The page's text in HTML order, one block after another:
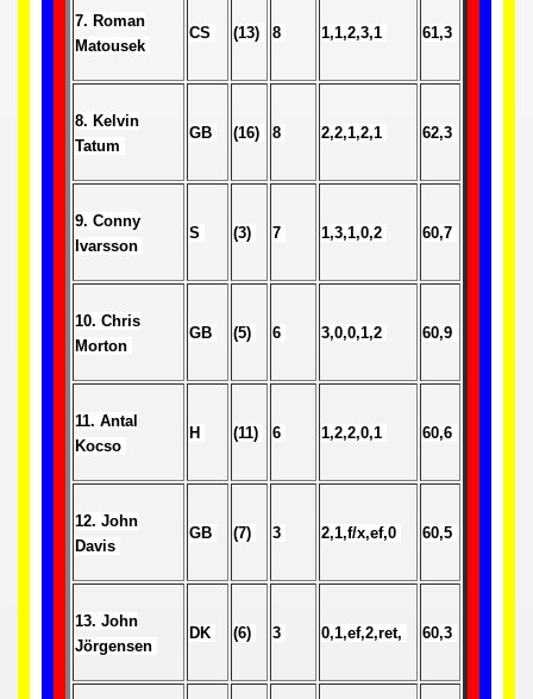
7. Roman
Matousek
CS (13) 8 1,1,2,3,1 61,3
8. Kelvin
Tatum
GB (16) 8 2,2,1,2,1 62,3
9. Conny
Ivarsson
S (3) 7 1,3,1,0,2 60,7
10. Chris
Morton
GB (5) 6 3,0,0,1,2 60,9
11. Antal
Kocso
H (11) 6 1,2,2,0,1 60,6
12. John
Davis
GB (7) 3 2,1,f/x,ef,0 60,5
13. John
Jörgensen
DK (6) 3 0,1,ef,2,ret, 60,3